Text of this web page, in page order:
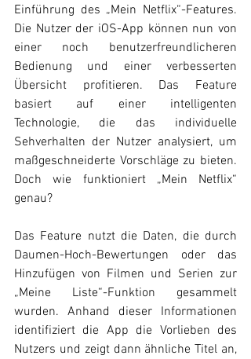
Einführung des „Mein Netflix“-Features.
Die Nutzer der iOS-App können nun von
einer noch benutzerfreundlicheren
Bedienung und einer verbesserten
Übersicht profitieren. Das Feature
basiert auf einer intelligenten
Technologie, die das individuelle
Sehverhalten der Nutzer analysiert, um
maßgeschneiderte Vorschläge zu bieten.
Doch wie funktioniert „Mein Netflix“
genau?
Das Feature nutzt die Daten, die durch
Daumen-Hoch-Bewertungen oder das
Hinzufügen von Filmen und Serien zur
„Meine Liste“-Funktion gesammelt
wurden. Anhand dieser Informationen
identifiziert die App die Vorlieben des
Nutzers und zeigt dann ähnliche Titel an,